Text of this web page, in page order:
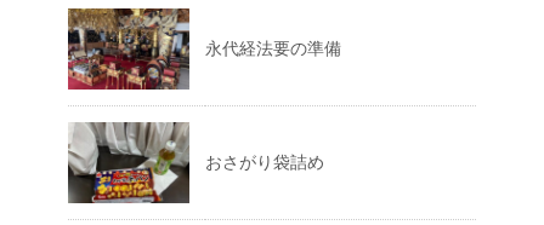
永代経法要の準備
おさがり袋詰め